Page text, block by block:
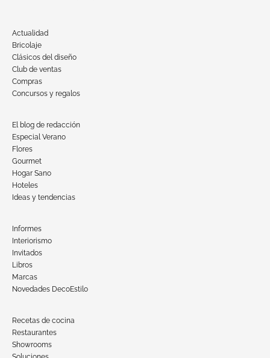
Actualidad
Bricolaje
Clásicos del diseño
Club de ventas
Compras
Concursos y regalos
El blog de redacción
Especial Verano
Flores
Gourmet
Hogar Sano
Hoteles
Ideas y tendencias
Informes
Interiorismo
Invitados
Libros
Marcas
Novedades DecoEstilo
Recetas de cocina
Restaurantes
Showrooms